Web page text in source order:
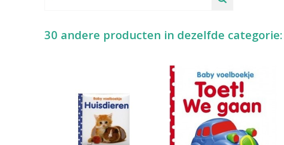
30 andere producten in dezelfde categorie: